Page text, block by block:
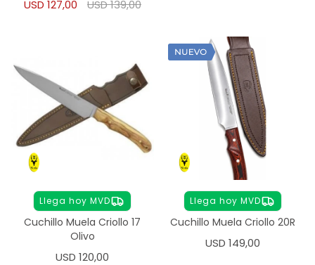
USD 127,00 USD139,00
Llega hoy MVD
Cuchillo Muela Criollo 17
Olivo
USD 120,00
Llega hoy MVD
Cuchillo Muela Criollo 20R
USD 149,00